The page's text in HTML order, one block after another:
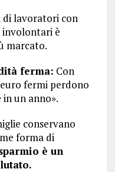
di lavoratori con
è
marcato.
ferma: Con
euro fermi perdono
un anno».
conservano
forma di
è un